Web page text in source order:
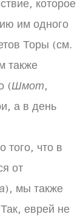
которое
им одного
Торы (см.
также
(Шмот,
а в день
что в
от
), мы также
еврей не